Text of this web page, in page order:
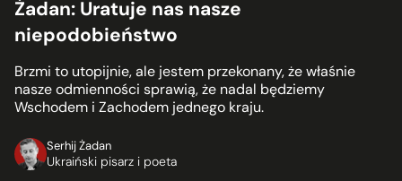
Żadan: Uratuje nas nasze
niepodobieństwo
Brzmi to utopijnie, ale jestem przekonany, że właśnie
nasze odmienności sprawią, że nadal będziemy
Wschodem i Zachodem jednego kraju.
Serhij Żadan
Ukraiński pisarz i poeta